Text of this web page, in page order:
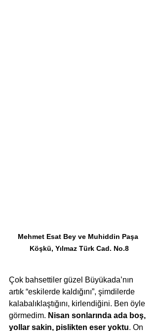
Mehmet Esat Bey ve Muhiddin Paşa
Köşkü, Yılmaz Türk Cad. No.8
Çok bahsettiler güzel Büyükada’nın
artık “eskilerde kaldığını”, şimdilerde
kalabalıklaştığını, kirlendiğini. Ben öyle
görmedim. Nisan sonlarında ada boş,
yollar sakin, pislikten eser yoktu. On